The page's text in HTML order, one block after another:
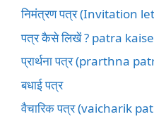
निमंत्रण पत्र (Invitation
पत्र कैसे लिखें ? patra
प्रार्थना पत्र (prarthna
बधाई पत्र
वैचारिक पत्र (vaicharik